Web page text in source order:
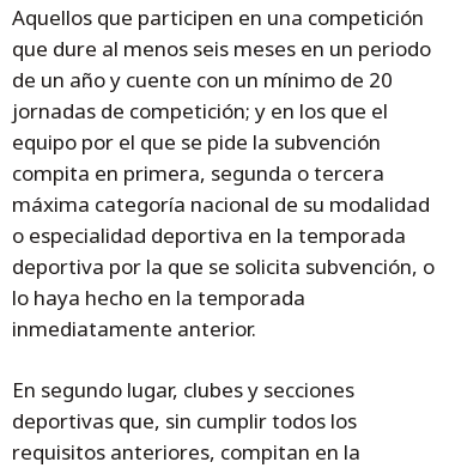
Aquellos que participen en una competición
que dure al menos seis meses en un periodo
de un año y cuente con un mínimo de 20
jornadas de competición; y en los que el
equipo por el que se pide la subvención
compita en primera, segunda o tercera
máxima categoría nacional de su modalidad
o especialidad deportiva en la temporada
deportiva por la que se solicita subvención, o
lo haya hecho en la temporada
inmediatamente anterior.
En segundo lugar, clubes y secciones
deportivas que, sin cumplir todos los
requisitos anteriores, compitan en la